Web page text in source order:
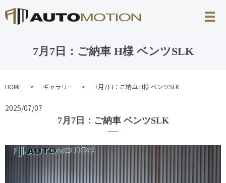
7月7日：ご納車 H様 ベンツSLK
HOME ギャラリー 7月7日：ご納車 H様 ベンツSLK
2025/07/07
7月7日：ご納車 ベンツSLK